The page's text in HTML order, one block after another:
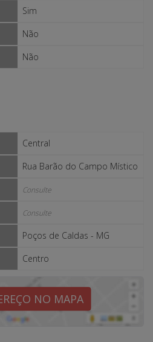
Sim
Não
Não
Central
Rua Barão do Campo Místico
Consulte
Consulte
Poços de Caldas - MG
Centro
NO MAPA